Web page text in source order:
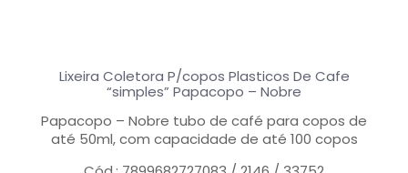
Lixeira Coletora P/copos Plasticos De Cafe
“simples” Papacopo – Nobre
Papacopo – Nobre tubo de café para copos de
até 50ml, com capacidade de até 100 copos